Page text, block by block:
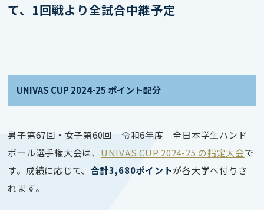
て、1回戦より全試合中継予定
UNIVAS CUP 2024-25 ポイント配分
男子第67回・女子第60回 令和6年度 全日本学生ハンド
ボール選手権大会は、 UNIVAS CUP 2024-25 の指定大会で
す。成績に応じて、 合計3,680ポイントが各大学へ付与さ
れます。